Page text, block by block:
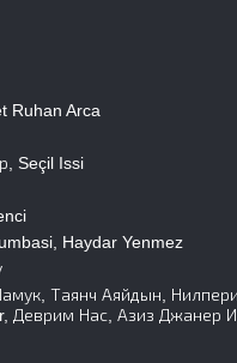
Ruhan Arca
Seçil Issi
Haydar Yenmez
Таянч Аяйдын,
Деврим Нас, Азиз Джанер